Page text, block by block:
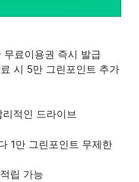
료이용권 즉시 발급
시 5만 그린포인트 추가
적인 드라이브
1만 그린포인트 무제한
립 가능